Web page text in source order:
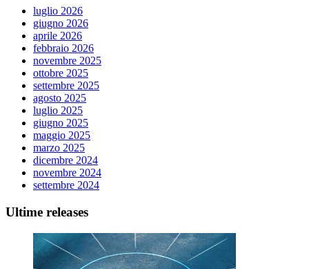
luglio 2026
giugno 2026
aprile 2026
febbraio 2026
novembre 2025
ottobre 2025
settembre 2025
agosto 2025
luglio 2025
giugno 2025
maggio 2025
marzo 2025
dicembre 2024
novembre 2024
settembre 2024
Ultime releases